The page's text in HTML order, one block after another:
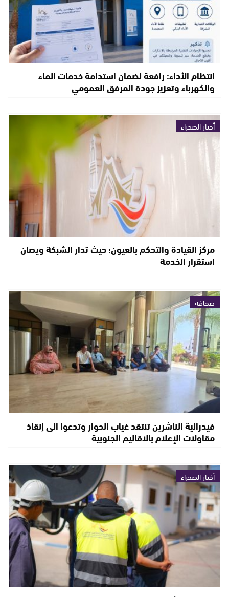
انتظام الأداء: رافعة لضمان استدامة خدمات الماء
والكهرباء وتعزيز جودة المرفق العمومي
أخبار الصحراء
مركز القيادة والتحكم بالعيون؛ حيث تدار الشبكة ويصان
استقرار الخدمة
صحافة
فيدرالية الناشرين تنتقد غياب الحوار وتدعوا الى إنقاذ
مقاولات الإعلام بالاقاليم الجنوبية
أخبار الصحراء